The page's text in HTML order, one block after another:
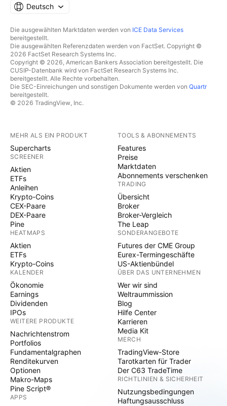
Deutsch
Die ausgewählten Marktdaten werden von ICE Data Services
bereitgestellt.
Die ausgewählten Referenzdaten werden von FactSet. Copyright ©
2026 FactSet Research Systems Inc.
Copyright © 2026, American Bankers Association bereitgestellt. Die
CUSIP-Datenbank wird von FactSet Research Systems Inc.
bereitgestellt. Alle Rechte vorbehalten.
Die SEC-Einreichungen und sonstigen Dokumente werden von Quartr
bereitgestellt.
© 2026 TradingView, Inc.
MEHR ALS EIN PRODUKT
Supercharts
SCREENER
Aktien
ETFs
Anleihen
Krypto-Coins
CEX-Paare
DEX-Paare
Pine
HEATMAPS
Aktien
ETFs
Krypto-Coins
KALENDER
Ökonomie
Earnings
Dividenden
IPOs
WEITERE PRODUKTE
Nachrichtenstrom
Portfolios
Fundamentalgraphen
Renditekurven
Optionen
Makro-Maps
Pine Script®
APPS
TOOLS & ABONNEMENTS
Features
Preise
Marktdaten
Abonnements verschenken
TRADING
Übersicht
Broker
Broker-Vergleich
The Leap
SONDERANGEBOTE
Futures der CME Group
Eurex-Termingeschäfte
US-Aktienbündel
ÜBER DAS UNTERNEHMEN
Wer wir sind
Weltraummission
Blog
Hilfe Center
Karrieren
Media Kit
MERCH
TradingView-Store
Tarotkarten für Trader
Der C63 TradeTime
RICHTLINIEN & SICHERHEIT
Nutzungsbedingungen
Haftungsausschluss